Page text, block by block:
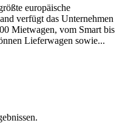
europäische
verfügt das Unternehmen
Mietwagen, vom Smart bis
Lieferwagen sowie...